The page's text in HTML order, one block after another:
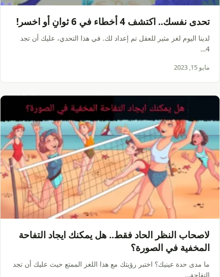
تحدى نفسك.. اكتشف 4 أخطاء في 6 ثوانٍ أو اخسر!
لدينا اليوم لغز مثير للعقل تم إعداد لك. في هذا التحدي، عليك أن تجد
4…
مايو 15, 2023
لاصحاب النظر الحاد فقط.. هل يمكنك ايجاد التفاحة
المخفية في الصورة؟
ما مدى حدة عينيك؟ اختبر رؤيتك مع هذا اللغز الممتع حيث عليك أن تجد
التفاحة…